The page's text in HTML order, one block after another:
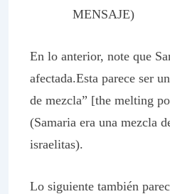
MENSAJE)
En lo anterior, note que
afectada.Esta parece ser
de mezcla” [the melting
(Samaria era una mezcla
israelitas).
Lo siguiente también